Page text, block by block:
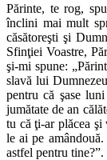
Părinte, te rog,
înclini mai mult
căsătoreşti şi
Sfinţiei Voastre,
şi-mi spune:
slavă lui
pentru că şase
jumătate de an
tu că ţi-ar plăcea şi
le ai pe
astfel pentru tine?”.